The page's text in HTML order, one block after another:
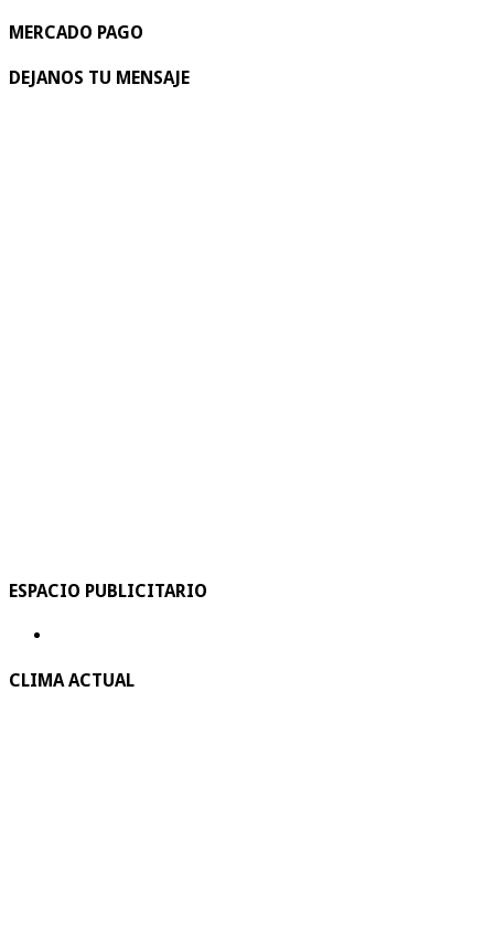
MERCADO PAGO
DEJANOS TU MENSAJE
ESPACIO PUBLICITARIO
CLIMA ACTUAL